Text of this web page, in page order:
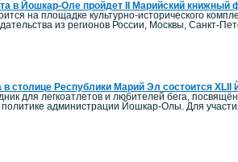
в Йошкар-Оле пройдет II Марийский
на площадке культурно-исторического
из регионов России, Москвы, Санкт-
в столице Республики Марий Эл состоится
для легкоатлетов и любителей бега,
администрации Йошкар-Олы. Для